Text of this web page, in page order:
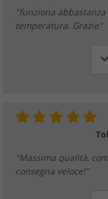
"funziona
temperatura. Grazie"
"Massima qualità,
consegna veloce!"